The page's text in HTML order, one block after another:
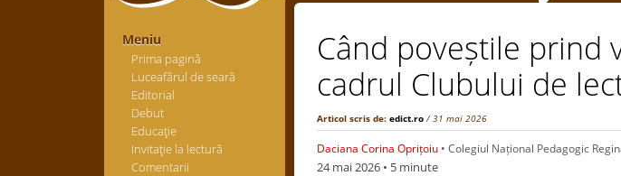
Meniu
Prima pagină
Luceafărul de seară
Editorial
Debut
Educaţie
Invitaţie la lectură
Comentarii
Când poveștile prind
cadrul Clubului de
Articol scris de: edict.ro / 31 mai 2026
Daciana Corina Oprițoiu• Colegiul Național Pedagogic
24 mai 2026 • 5 minute